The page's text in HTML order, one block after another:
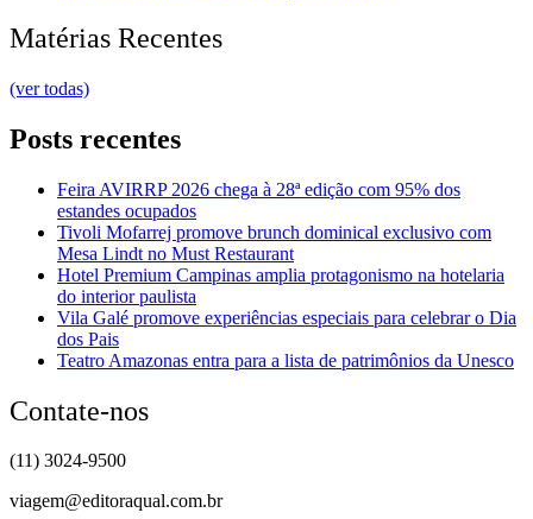
Matérias Recentes
(ver todas)
Posts recentes
Feira AVIRRP 2026 chega à 28ª edição com 95% dos
estandes ocupados
Tivoli Mofarrej promove brunch dominical exclusivo com
Mesa Lindt no Must Restaurant
Hotel Premium Campinas amplia protagonismo na hotelaria
do interior paulista
Vila Galé promove experiências especiais para celebrar o Dia
dos Pais
Teatro Amazonas entra para a lista de patrimônios da Unesco
Contate-nos
(11) 3024-9500
viagem@editoraqual.com.br